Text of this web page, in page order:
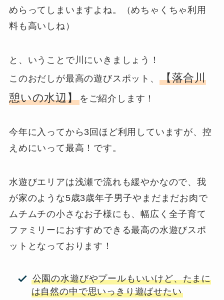
めらってしまいますよね。（めちゃくちゃ利用
料も高いしね）
と、いうことで川にいきましょう！
このおだしが最高の遊びスポット、 【落合川
憩いの水辺】をご紹介します！
今年に入ってから3回ほど利用していますが、控
えめにいって最高！です。
水遊びエリアは浅瀬で流れも緩やかなので、我
が家のような5歳3歳年子男子やまだまだお肉で
ムチムチの小さなお子様にも、幅広く全子育て
ファミリーにおすすめできる最高の水遊びスポ
ットとなっております！
公園の水遊びやプールもいいけど、たまに
は自然の中で思いっきり遊ばせたい